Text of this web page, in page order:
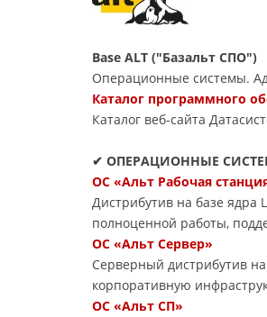
Base ALT ("Базальт СПО")
Операционные системы.
Каталог программного
Каталог веб-сайта
✔ ОПЕРАЦИОННЫЕ
ОС «Альт Рабочая
Дистрибутив на базе
полноценной работы,
ОС «Альт Сервер»
Серверный дистрибутив
корпоративную
ОС «Альт СП»